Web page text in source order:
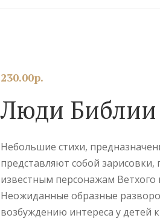
230.00р.
Люди Библии
Небольшие стихи,
представляют собой
известным персонажам Ветхого
Неожиданные образные
возбуждению интереса у детей